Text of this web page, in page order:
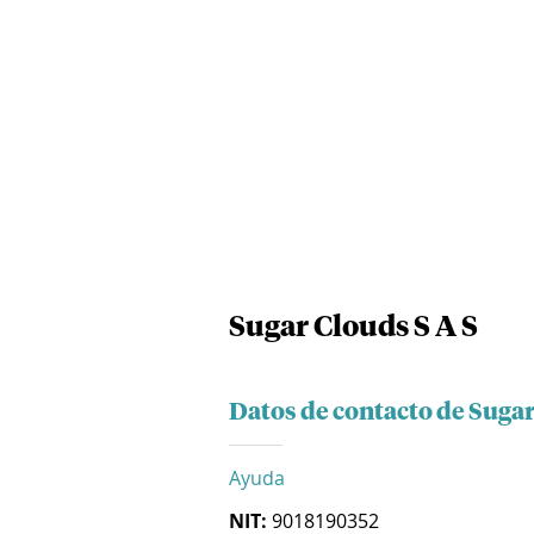
Sugar Clouds S A S
Datos de contacto de
Ayuda
NIT: 9018190352